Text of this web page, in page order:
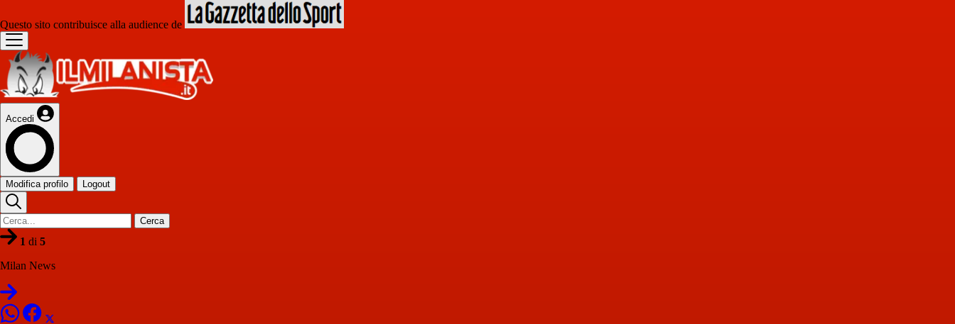
Questo sito contribuisce alla audience de
Accedi
Modifica profilo Logout
Cerca
1 di 5
Milan News